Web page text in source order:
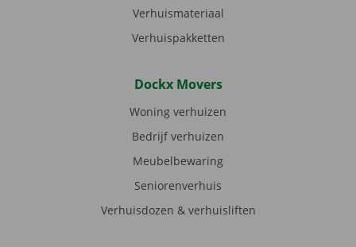
Verhuismateriaal
Verhuispakketten
Dockx Movers
Woning verhuizen
Bedrijf verhuizen
Meubelbewaring
Seniorenverhuis
Verhuisdozen & verhuisliften